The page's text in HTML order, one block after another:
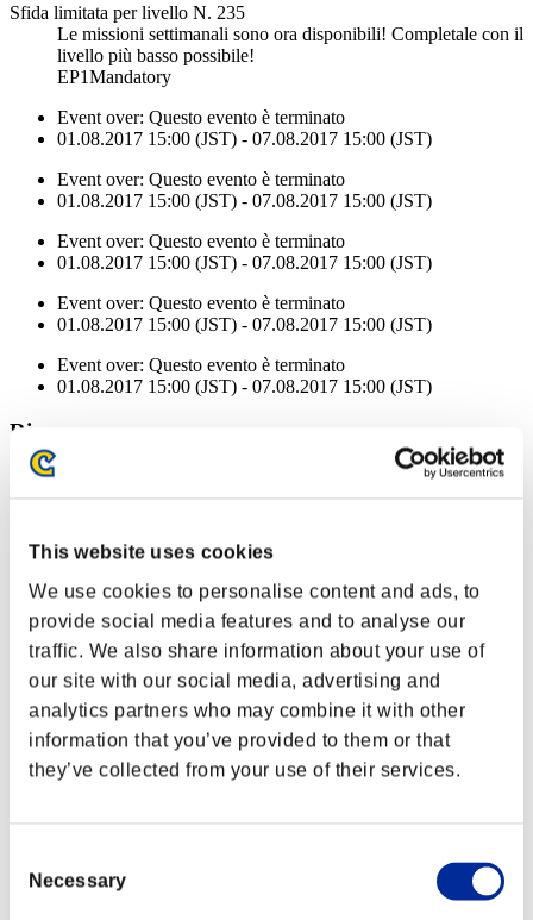
This website uses cookies
We use cookies to personalise content and ads, to
provide social media features and to analyse our
traffic. We also share information about your use of
our site with our social media, advertising and
analytics partners who may combine it with other
information that you’ve provided to them or that
they’ve collected from your use of their services.
Selection
Necessary
Sfida limitata per livello N. 235
Le missioni settimanali sono ora disponibili! Completale con il
livello più basso possibile!
EP1Mandatory
Event over: Questo evento è terminato
01.08.2017 15:00 (JST) - 07.08.2017 15:00 (JST)
Event over: Questo evento è terminato
01.08.2017 15:00 (JST) - 07.08.2017 15:00 (JST)
Event over: Questo evento è terminato
01.08.2017 15:00 (JST) - 07.08.2017 15:00 (JST)
Event over: Questo evento è terminato
01.08.2017 15:00 (JST) - 07.08.2017 15:00 (JST)
Event over: Questo evento è terminato
01.08.2017 15:00 (JST) - 07.08.2017 15:00 (JST)
Ricompense
Per conseguimento
Munizioni respinta
Lv.3
Liv. personaggio: 30 o meno
Piromane
Lv.4
Liv. personaggio: 20 o meno
Liv. personaggio: 10 o meno